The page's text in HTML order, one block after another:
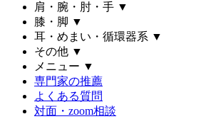
肩・腕・肘・手 ▼
膝・脚 ▼
耳・めまい・循環器系 ▼
その他 ▼
メニュー ▼
専門家の推薦
よくある質問
対面・zoom相談